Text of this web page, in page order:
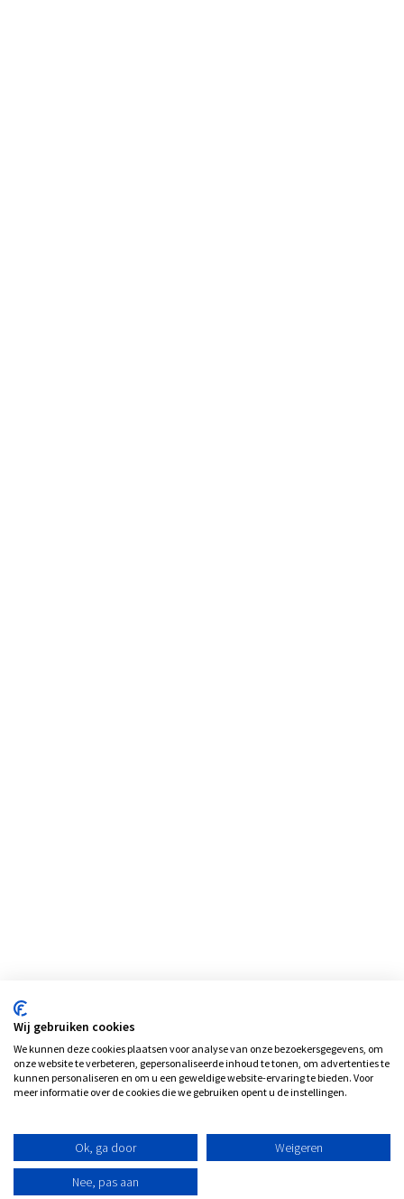
Wij gebruiken cookies
We kunnen deze cookies plaatsen voor analyse van onze bezoekersgegevens, om
onze website te verbeteren, gepersonaliseerde inhoud te tonen, om advertenties te
kunnen personaliseren en om u een geweldige website-ervaring te bieden. Voor
meer informatie over de cookies die we gebruiken opent u de instellingen.
Ok, ga door Weigeren
Nee, pas aan